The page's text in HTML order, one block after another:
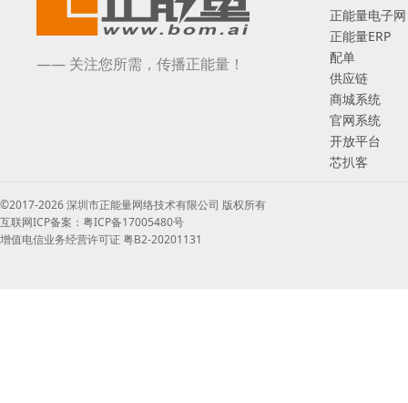
—— 关注您所需，传播正能量！
正能量电子网
正能量ERP
配单
供应链
商城系统
官网系统
开放平台
芯扒客
©2017-2026 深圳市正能量网络技术有限公司 版权所有
互联网ICP备案：粤ICP备17005480号
增值电信业务经营许可证 粤B2-20201131